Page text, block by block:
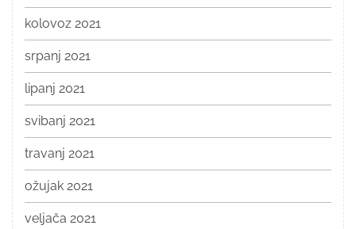
kolovoz 2021
srpanj 2021
lipanj 2021
svibanj 2021
travanj 2021
ožujak 2021
veljača 2021